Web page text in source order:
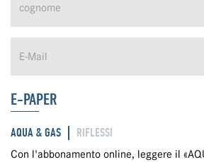
E-PAPER
AQUA & GAS RIFLESSI
Con l'abbonamento online, leggere il